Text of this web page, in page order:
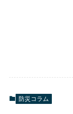
防災コラム